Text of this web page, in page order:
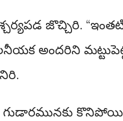
జొచ్చిరి. “ఇంతటి
అందరిని
గుడారమునకు